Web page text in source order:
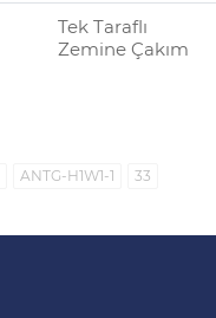
Tek Taraflı
Zemine Çakım
ANTG-H1W1-1
33